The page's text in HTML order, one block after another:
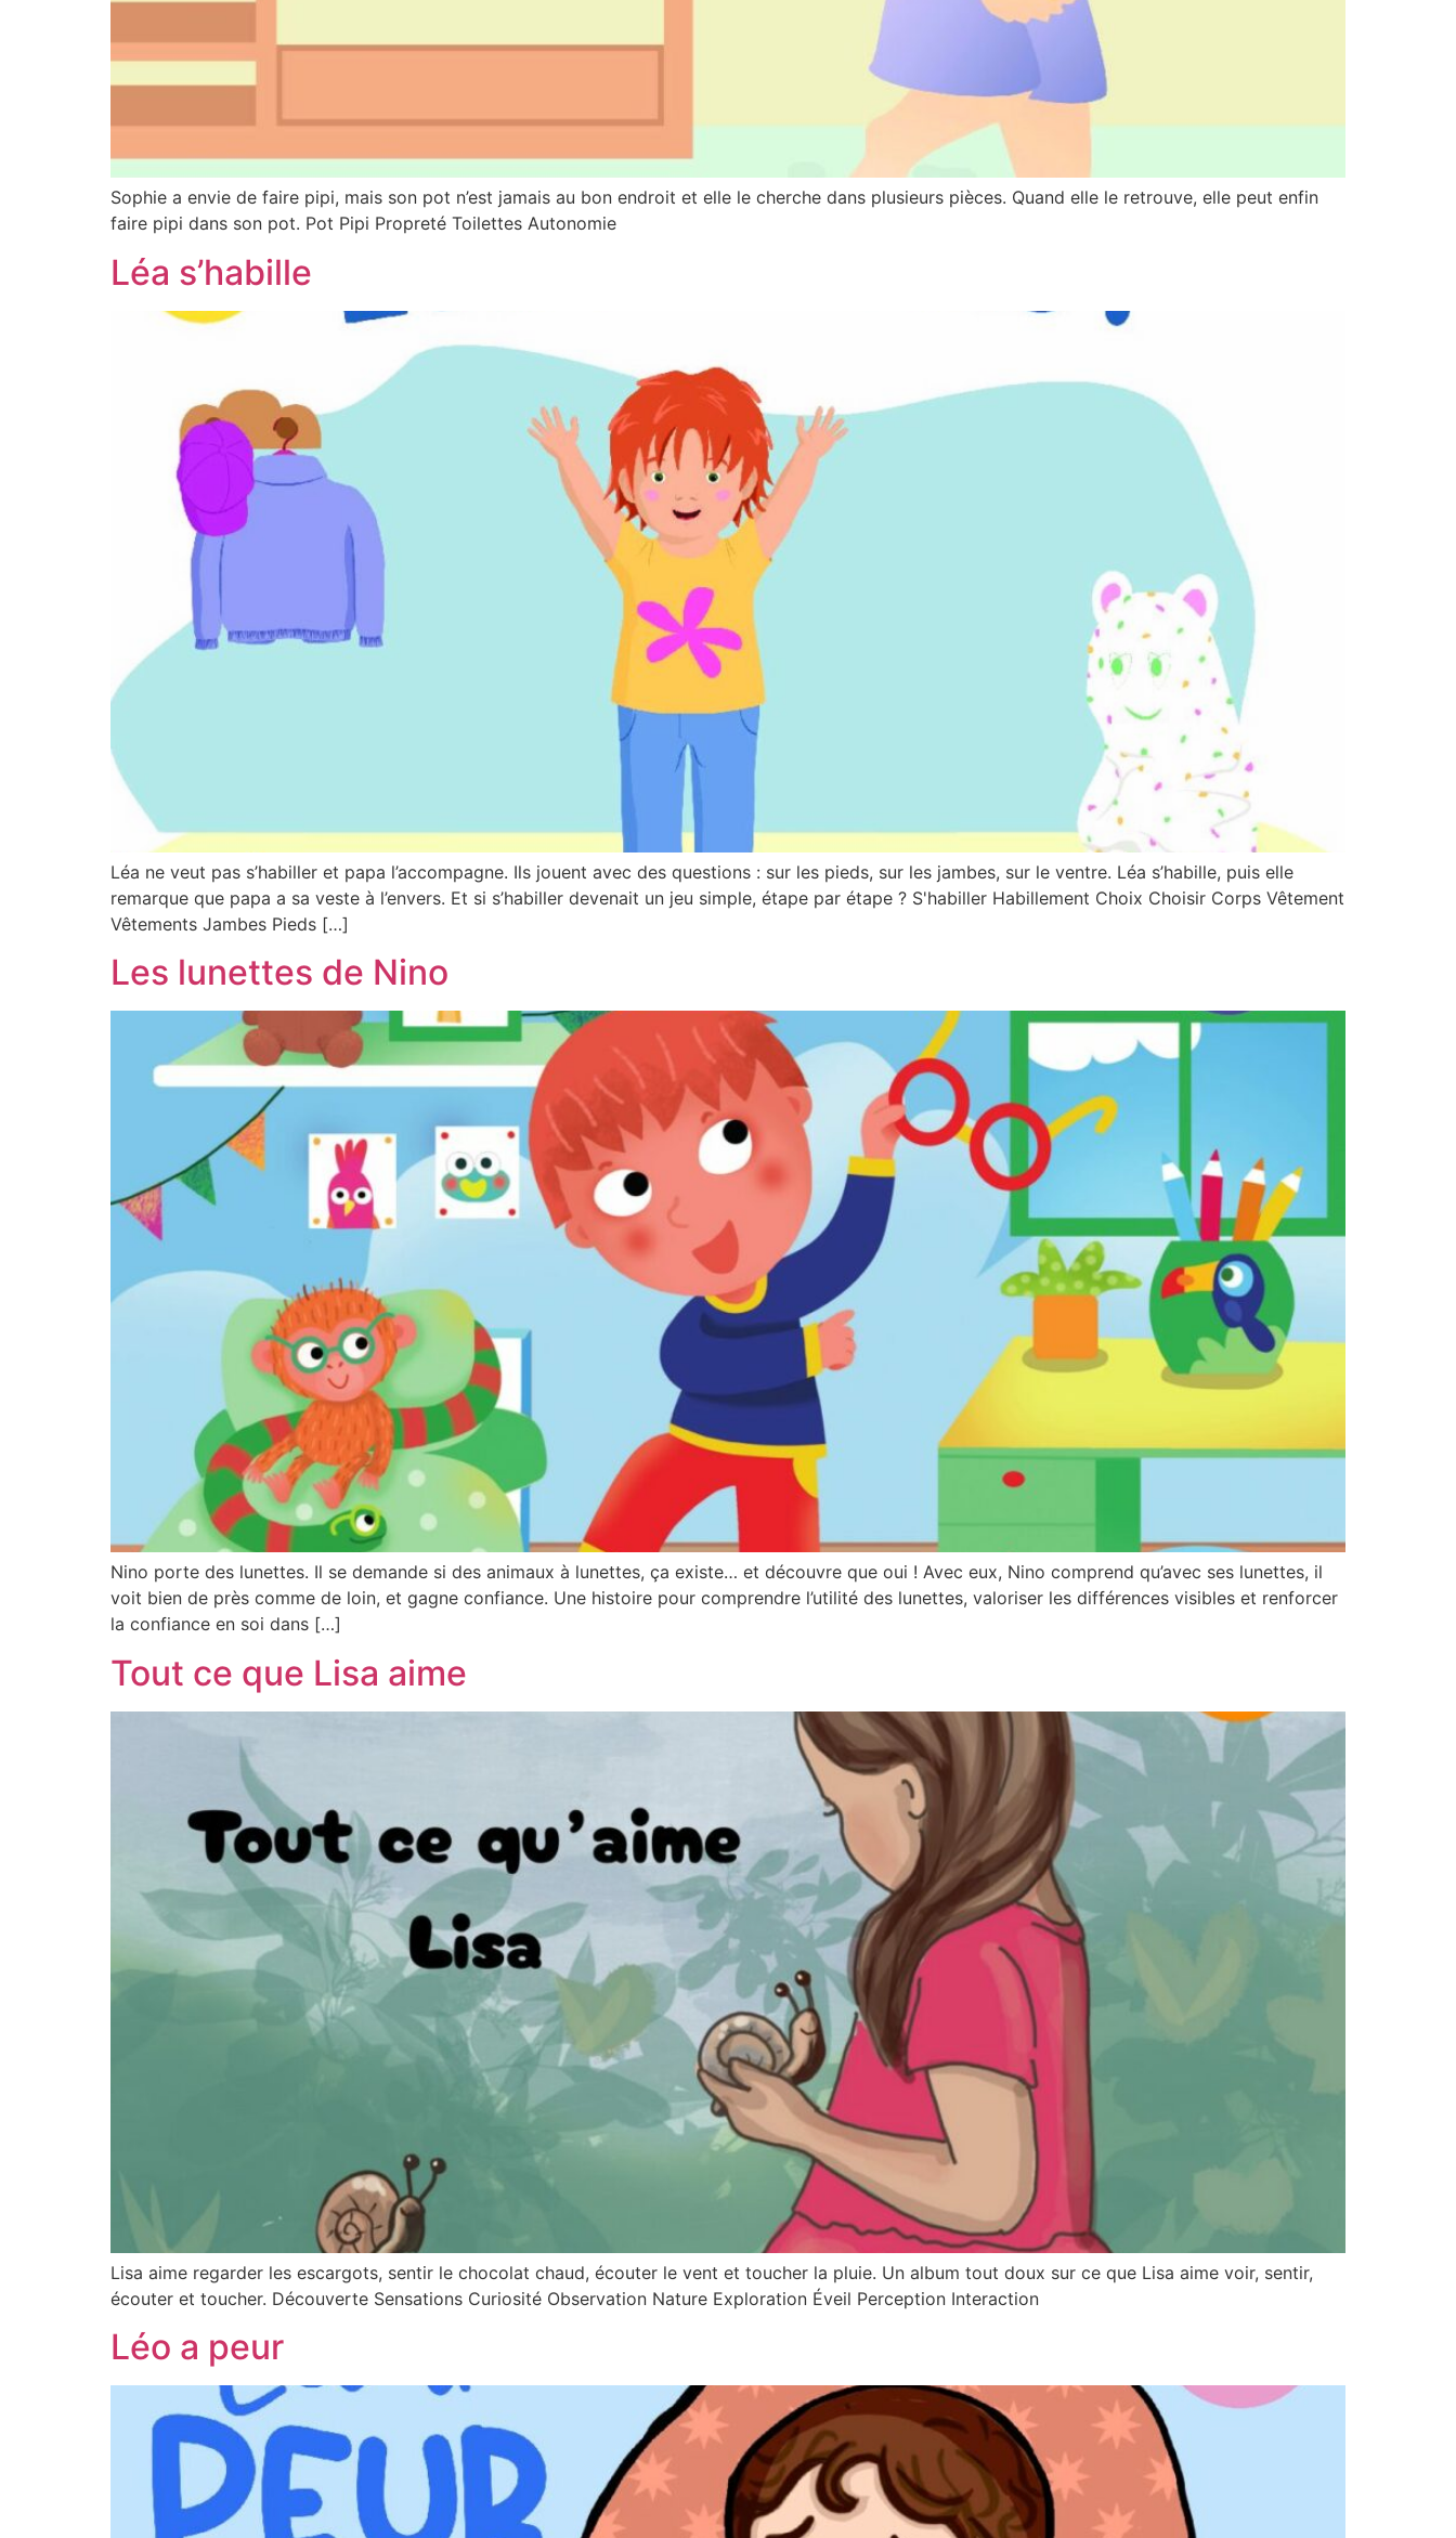
Sophie a envie de faire pipi, mais son pot n’est jamais au bon endroit et elle le cherche dans plusieurs pièces. Quand elle le retrouve, elle peut enfin
faire pipi dans son pot. Pot Pipi Propreté Toilettes Autonomie
Léa s’habille
Léa ne veut pas s’habiller et papa l’accompagne. Ils jouent avec des questions : sur les pieds, sur les jambes, sur le ventre. Léa s’habille, puis elle
remarque que papa a sa veste à l’envers. Et si s’habiller devenait un jeu simple, étape par étape ? S'habiller Habillement Choix Choisir Corps Vêtement
Vêtements Jambes Pieds […]
Les lunettes de Nino
Nino porte des lunettes. Il se demande si des animaux à lunettes, ça existe… et découvre que oui ! Avec eux, Nino comprend qu’avec ses lunettes, il
voit bien de près comme de loin, et gagne confiance. Une histoire pour comprendre l’utilité des lunettes, valoriser les différences visibles et renforcer
la confiance en soi dans […]
Tout ce que Lisa aime
Lisa aime regarder les escargots, sentir le chocolat chaud, écouter le vent et toucher la pluie. Un album tout doux sur ce que Lisa aime voir, sentir,
écouter et toucher. Découverte Sensations Curiosité Observation Nature Exploration Éveil Perception Interaction
Léo a peur